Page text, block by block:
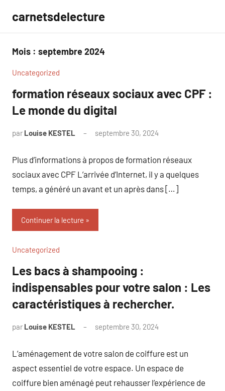
contenu
carnetsdelecture
Mois : septembre 2024
Uncategorized
formation réseaux sociaux avec CPF :
Le monde du digital
par Louise KESTEL septembre 30, 2024
Plus d’informations à propos de formation réseaux
sociaux avec CPF L’arrivée d’Internet, il y a quelques
temps, a généré un avant et un après dans […]
Continuer la lecture
Uncategorized
Les bacs à shampooing :
indispensables pour votre salon : Les
caractéristiques à rechercher.
par Louise KESTEL septembre 30, 2024
L’aménagement de votre salon de coiffure est un
aspect essentiel de votre espace. Un espace de
coiffure bien aménagé peut rehausser l’expérience de